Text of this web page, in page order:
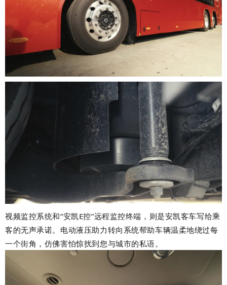
视频监控系统和“安凯E控”远程监控终端，则是安凯客车写给乘
客的无声承诺。电动液压助力转向系统帮助车辆温柔地绕过每
一个街角，仿佛害怕惊扰到您与城市的私语。